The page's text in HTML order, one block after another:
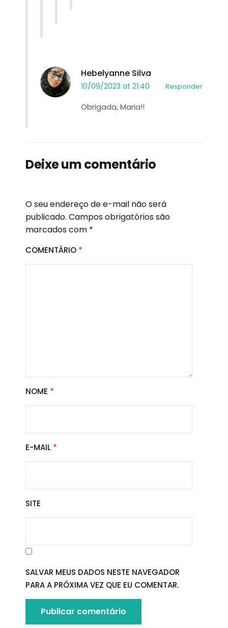
Hebelyanne Silva
10/09/2023 at 21:40 Responder
Obrigada, Maria!!
Deixe um comentário
O seu endereço de e-mail não será
publicado. Campos obrigatórios são
marcados com *
COMENTÁRIO *
NOME *
E-MAIL *
SITE
SALVAR MEUS DADOS NESTE NAVEGADOR
PARA A PRÓXIMA VEZ QUE EU COMENTAR.